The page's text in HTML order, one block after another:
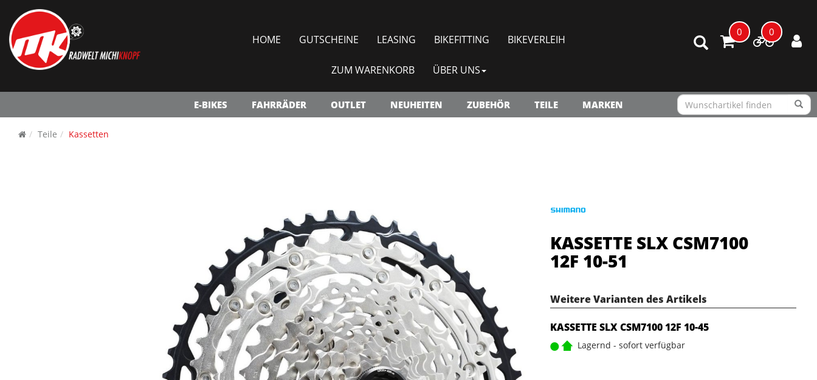
0 0
HOME GUTSCHEINE LEASING BIKEFITTING BIKEVERLEIH
ZUM WARENKORB ÜBER UNS
E-BIKES FAHRRÄDER OUTLET NEUHEITEN ZUBEHÖR TEILE MARKEN
Teile Kassetten
KASSETTE SLX CSM7100
12F 10-51
Weitere Varianten des Artikels
KASSETTE SLX CSM7100 12F 10-45
Lagernd - sofort verfügbar